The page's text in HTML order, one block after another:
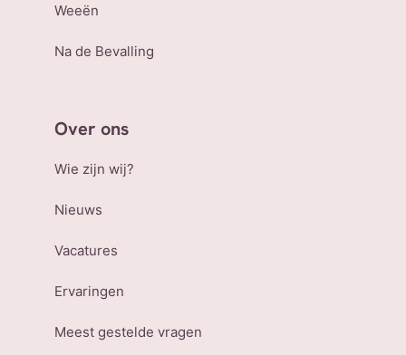
Weeën
Na de Bevalling
Over ons
Wie zijn wij?
Nieuws
Vacatures
Ervaringen
Meest gestelde vragen